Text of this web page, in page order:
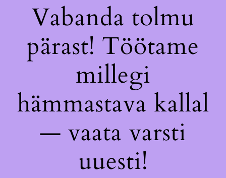
Vabanda tolmu
pärast! Töötame
millegi
hämmastava kallal
— vaata varsti
uuesti!